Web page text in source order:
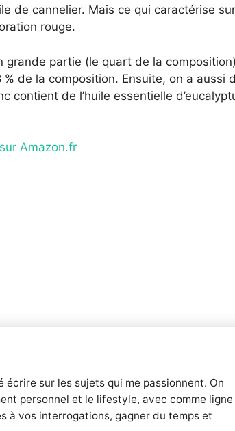
de cannelier. Mais ce qui caractérise
rouge.
partie (le quart de la
de la composition. Ensuite, on a aussi
contient de l’huile essentielle
Amazon.fr
sur les sujets qui me passionnent. On
personnel et le lifestyle, avec comme ligne
à vos interrogations, gagner du temps et